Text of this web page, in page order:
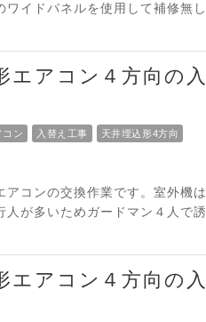
イドパネルを使用して補修無し
エアコン４方向の入
コン 入替え工事 天井埋込形4方向
コンの交換作業です。室外機は
が多いためガードマン４人で誘
エアコン４方向の入